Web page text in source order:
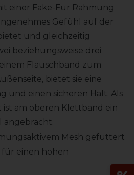
einer Fake-Fur Rahmung
Gefühl auf der
und gleichzeitig
beziehungsweise drei
Flauschband zum
bietet sie eine
und einen sicheren Halt. Als
am oberen Klettband ein
angebracht.
Mesh gefüttert
einen hohen